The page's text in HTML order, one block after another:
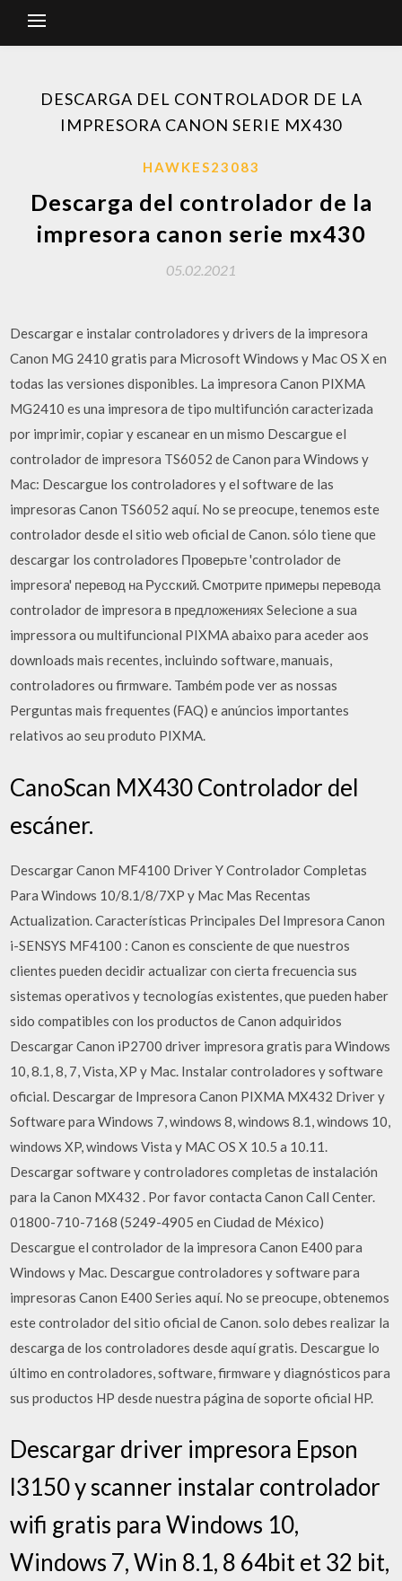
DESCARGA DEL CONTROLADOR DE LA
IMPRESORA CANON SERIE MX430
HAWKES23083
Descarga del controlador de la
impresora canon serie mx430
05.02.2021
Descargar e instalar controladores y drivers de la impresora
Canon MG 2410 gratis para Microsoft Windows y Mac OS X en
todas las versiones disponibles. La impresora Canon PIXMA
MG2410 es una impresora de tipo multifunción caracterizada
por imprimir, copiar y escanear en un mismo Descargue el
controlador de impresora TS6052 de Canon para Windows y
Mac: Descargue los controladores y el software de las
impresoras Canon TS6052 aquí. No se preocupe, tenemos este
controlador desde el sitio web oficial de Canon. sólo tiene que
descargar los controladores Проверьте 'controlador de
impresora' перевод на Русский. Смотрите примеры перевода
controlador de impresora в предложениях Selecione a sua
impressora ou multifuncional PIXMA abaixo para aceder aos
downloads mais recentes, incluindo software, manuais,
controladores ou firmware. Também pode ver as nossas
Perguntas mais frequentes (FAQ) e anúncios importantes
relativos ao seu produto PIXMA.
CanoScan MX430 Controlador del
escáner.
Descargar Canon MF4100 Driver Y Controlador Completas
Para Windows 10/8.1/8/7XP y Mac Mas Recentas
Actualization. Características Principales Del Impresora Canon
i-SENSYS MF4100 : Canon es consciente de que nuestros
clientes pueden decidir actualizar con cierta frecuencia sus
sistemas operativos y tecnologías existentes, que pueden haber
sido compatibles con los productos de Canon adquiridos
Descargar Canon iP2700 driver impresora gratis para Windows
10, 8.1, 8, 7, Vista, XP y Mac. Instalar controladores y software
oficial. Descargar de Impresora Canon PIXMA MX432 Driver y
Software para Windows 7, windows 8, windows 8.1, windows 10,
windows XP, windows Vista y MAC OS X 10.5 a 10.11.
Descargar software y controladores completas de instalación
para la Canon MX432 . Por favor contacta Canon Call Center.
01800-710-7168 (5249-4905 en Ciudad de México)
Descargue el controlador de la impresora Canon E400 para
Windows y Mac. Descargue controladores y software para
impresoras Canon E400 Series aquí. No se preocupe, obtenemos
este controlador del sitio oficial de Canon. solo debes realizar la
descarga de los controladores desde aquí gratis. Descargue lo
último en controladores, software, firmware y diagnósticos para
sus productos HP desde nuestra página de soporte oficial HP.
Descargar driver impresora Epson
l3150 y scanner instalar controlador
wifi gratis para Windows 10,
Windows 7, Win 8.1, 8 64bit et 32 bit,